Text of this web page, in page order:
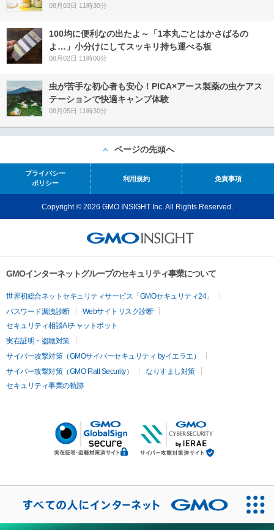
08月03日 11時30分
100均に便利なの出たよ～「1本丸ごとはかさばるの
よ…」小分けにしてスッキリ持ち運べる板
08月02日 11時00分
虫が苦手な初心者も安心！PICA×アース製薬の虫ケアス
テーションで快適キャンプ体験
08月05日 11時30分
ページの先頭へ
プライバシー
ポリシー
利用規約 免責事項
Copyright © 2026 GMO INSIGHT Inc. All Rights Reserved.
GMOインターネットグループのセキュリティ事業について
世界初総合ネットセキュリティサービス「GMOセキュリティ24」
パスワード漏洩診断
Webサイトリスク診断
セキュリティ相談AIチャットボット
実在証明・盗聴対策
サイバー攻撃対策（GMOサイバーセキュリティ byイエラエ）
サイバー攻撃対策（GMO Flatt Security）
なりすまし対策
セキュリティ事業の軌跡